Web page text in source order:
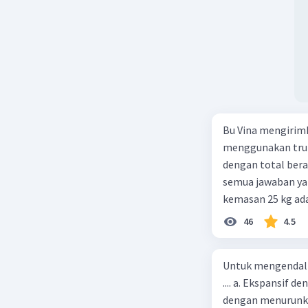
Bu Vina
menggunakan
dengan total
semua jawaban
kemasan 25 kg
buah. Total
beras kemasan
Rp14.000,
Vina? A.
46 4.5
Untuk
.... a. Ekspansif
dengan